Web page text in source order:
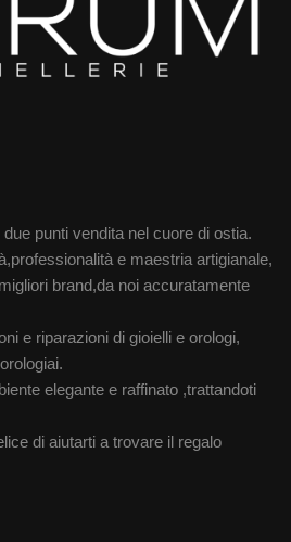
punti vendita nel cuore di ostia.
e maestria artigianale,
brand,da noi accuratamente
e riparazioni di gioielli e orologi,
elegante e raffinato ,trattandoti
di aiutarti a trovare il regalo